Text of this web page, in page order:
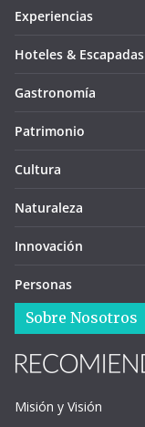
Experiencias
Hoteles & Escapadas
Gastronomía
Patrimonio
Cultura
Naturaleza
Innovación
Personas
Sobre Nosotros
Misión y Visión